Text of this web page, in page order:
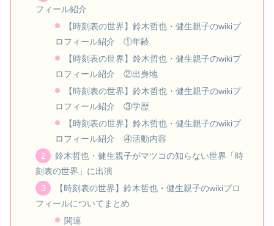
フィール紹介
【時刻表の世界】鈴木哲也・健生親子のwikiプ
ロフィール紹介 ①年齢
【時刻表の世界】鈴木哲也・健生親子のwikiプ
ロフィール紹介 ②出身地
【時刻表の世界】鈴木哲也・健生親子のwikiプ
ロフィール紹介 ③学歴
【時刻表の世界】鈴木哲也・健生親子のwikiプ
ロフィール紹介 ④活動内容
鈴木哲也・健生親子がマツコの知らない世界「時
刻表の世界」に出演
【時刻表の世界】鈴木哲也・健生親子のwikiプロ
フィールについてまとめ
関連